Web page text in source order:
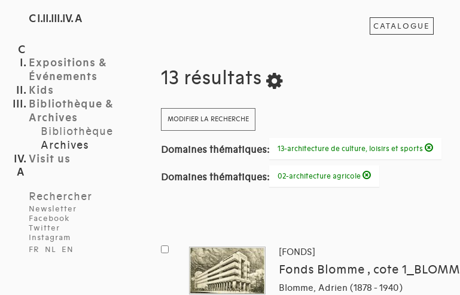
C I.II.III.IV. A
Expositions &
Événements
Kids
Bibliothèque &
Archives
Bibliothèque
Archives
Visit us
Rechercher
Newsletter
Facebook
Twitter
Instagram
FR
NL EN
CATALOGUE
13 résultats
MODIFIER LA RECHERCHE
Domaines thématiques: 13-architecture de culture, loisirs et sports
Domaines thématiques: 02-architecture agricole
[FONDS]
Fonds Blomme , cote 1_BLOMM
Blomme, Adrien (1878 - 1940)